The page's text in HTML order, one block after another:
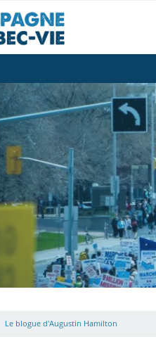
Le blogue d'Augustin Hamilton